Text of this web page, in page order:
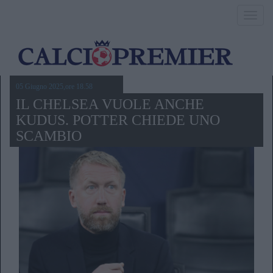
05 Giugno 2025,ore 18.58
IL CHELSEA VUOLE ANCHE
KUDUS. POTTER CHIEDE UNO
SCAMBIO